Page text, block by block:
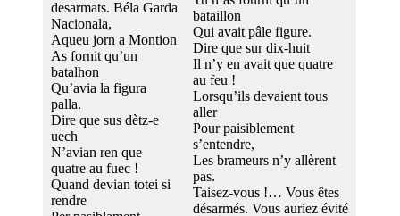
desarmats. Béla Garda
Nacionala,
Aqueu jorn a Montion
As fornit qu’un
batalhon
Qu’avia la figura
palla.
Dire que sus dètz-e
uech
N’avian ren que
quatre au fuec !
Quand devian totei si
rendre
bataillon
Qui avait pâle figure.
Dire que sur dix-huit
Il n’y en avait que quatre
au feu !
Lorsqu’ils devaient tous
aller
Pour paisiblement
s’entendre,
Les brameurs n’y allèrent
pas.
Taisez-vous !… Vous êtes
désarmés. Vous auriez évité